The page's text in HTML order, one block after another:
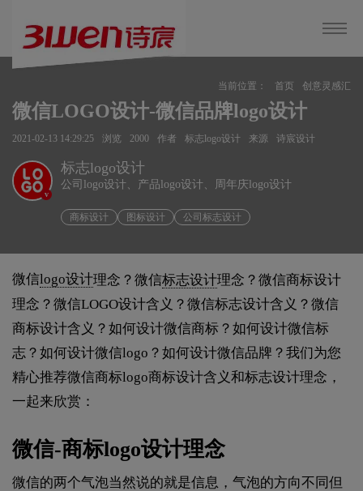
当前位置： 首页 创意灵感汇
微信LOGO设计-微信品牌logo设计
2021-02-13 14:29:25 浏览 2000 作者 标志logo设计 来源 诗宸设计
v
标志logo设计
公司logo设计、产品logo设计、周年庆logo设计
商标设计 图标设计 公司标志设计
微信logo设计理念？微信标志设计理念？微信商标设计
理念？微信LOGO设计含义？微信标志设计含义？微信
商标设计含义？如何设计微信商标？如何设计微信标
志？如何设计微信logo？如何设计微信品牌？我们为您
精心推荐微信商标logo商标设计含义和标志设计理念，
一起来欣赏：
微信-商标logo设计理念
微信的两个气泡当然说的就是信息，气泡的方向不同但